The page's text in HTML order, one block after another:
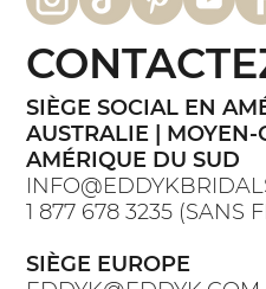
SIÈGE SOCIAL EN
AUSTRALIE | MOYEN-
AMÉRIQUE DU SUD
1 877 678 3235 (SANS
SIÈGE EUROPE